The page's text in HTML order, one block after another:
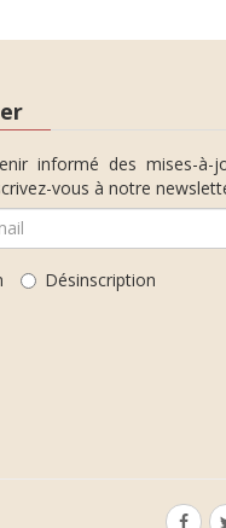
informé des mises-à-
vous à notre
Désinscription